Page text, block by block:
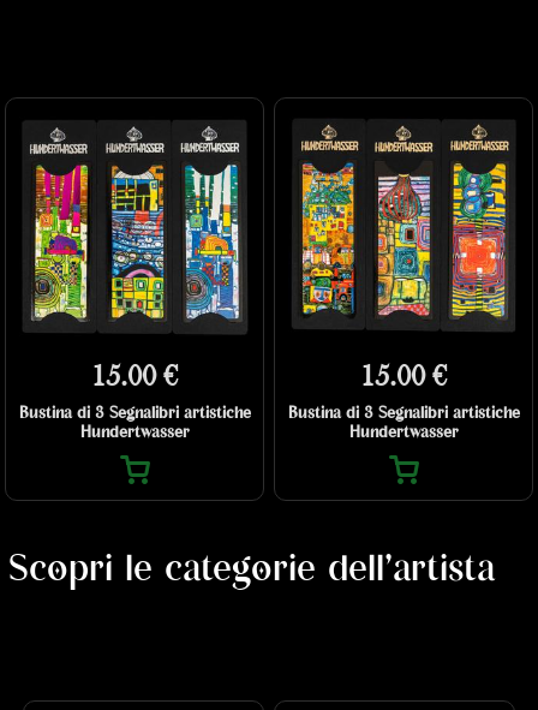
15.00 €
Bustina di 3 Segnalibri artistiche
Hundertwasser
15.00 €
Bustina di 3 Segnalibri artistiche
Hundertwasser
Scopri le categorie dell'artista